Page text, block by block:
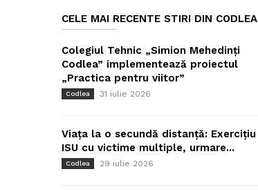
CELE MAI RECENTE STIRI DIN CODLEA
Colegiul Tehnic „Simion Mehedinți
Codlea” implementează proiectul
„Practica pentru viitor”
Codlea 31 iulie 2026
Viața la o secundă distanță: Exercițiu
ISU cu victime multiple, urmare...
Codlea 29 iulie 2026